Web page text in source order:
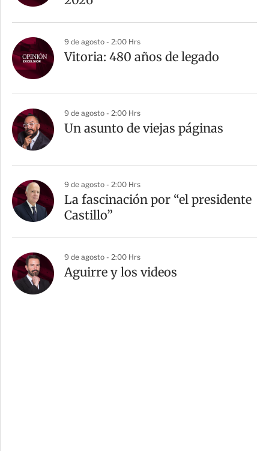
9 de agosto - 2:00 Hrs
Vitoria: 480 años de legado
9 de agosto - 2:00 Hrs
Un asunto de viejas páginas
9 de agosto - 2:00 Hrs
La fascinación por “el presidente
Castillo”
9 de agosto - 2:00 Hrs
Aguirre y los videos